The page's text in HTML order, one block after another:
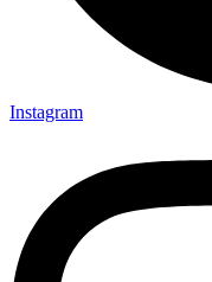
Instagram